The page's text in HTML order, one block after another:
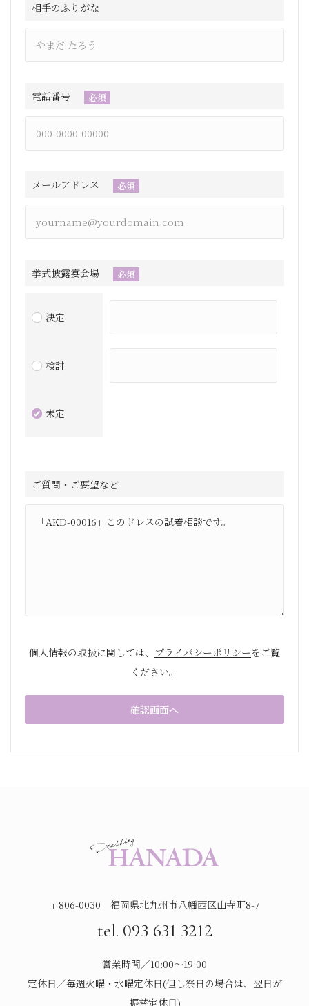
相手のふりがな
電話番号 必須
メールアドレス 必須
挙式披露宴会場 必須
決定
検討
未定
ご質問・ご要望など
個人情報の取扱に関しては、 プライバシーポリシーをご覧
ください。
〒806-0030 福岡県北九州市八幡西区山寺町8-7
tel. 093 631 3212
営業時間／10:00～19:00
定休日／毎週火曜・水曜定休日(但し祭日の場合は、翌日が
振替定休日)